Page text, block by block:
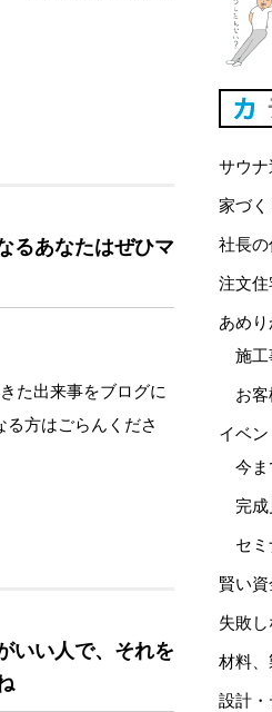
るあなたはぜひマ
た出来事をブログに
る方はごらんくださ
いい人で、それを
サウ
家づ
社長
注文
あめり
施工
お
イベ
今ま
完
セ
賢い
失敗
材料
設計・